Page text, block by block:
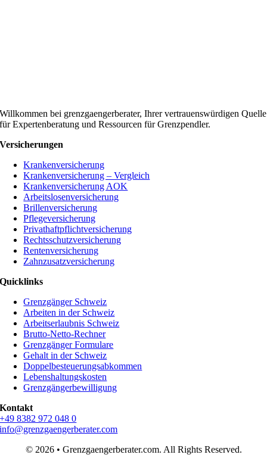
Willkommen bei grenzgaengerberater, Ihrer vertrauenswürdigen Quelle
für Expertenberatung und Ressourcen für Grenzpendler.
Versicherungen
Krankenversicherung
Krankenversicherung – Vergleich
Krankenversicherung AOK
Arbeitslosenversicherung
Brillenversicherung
Pflegeversicherung
Privathaftpflichtversicherung
Rechtsschutzversicherung
Rentenversicherung
Zahnzusatzversicherung
Quicklinks
Grenzgänger Schweiz
Arbeiten in der Schweiz
Arbeitserlaubnis Schweiz
Brutto-Netto-Rechner
Grenzgänger Formulare
Gehalt in der Schweiz
Doppelbesteuerungsabkommen
Lebenshaltungskosten
Grenzgängerbewilligung
Kontakt
+49 8382 972 048 0
info@grenzgaengerberater.com
© 2026 • Grenzgaengerberater.com. All Rights Reserved.